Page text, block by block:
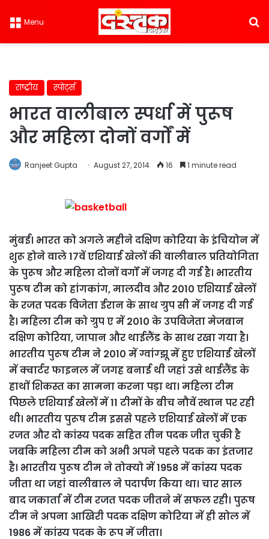
Menu
राष्ट्रीय स्पोर्ट्स
भारत वालीबाल स्पर्धा में पुरूष
और महिला दोनों वर्गों में
Ranjeet Gupta August 27, 2014 16 1 minute read
मुंबई। भारत को अगले महीने दक्षिण कोरिया के इंचियोन में
शुरू होने वाले 17वें एशियाई खेलों की वालीबाल प्रतियोगिता
के पुरूष और महिला दोनों वर्गों में जगह दी गई है। भारतीय
पुरूष टीम को हांगकांग, मालदीव और 2010 एशियाई खेलों
के रजत पदक विजेता ईरान के साथ ग्रुप सी में जगह दी गई
है। महिला टीम को ग्रुप ए में 2010 के उपविजेता मेजबान
दक्षिण कोरिया, जापान और थाईलैंड के साथ रखा गया है।
भारतीय पुरूष टीम ने 2010 में ग्वांग्झू में हुए एशियाई खेलों
में क्वार्टर फाइनल में जगह बनाई थी जहां उसे थाईलैंड के
हाथों शिकस्त का सामना करना पड़ा था। महिला टीम
पिछले एशियाई खेलों में 11 टीमों के बीच नौवें स्थान पर रही
थी। भारतीय पुरूष टीम इससे पहले एशियाई खेलों में एक
रजत और दो कांस्य पदक सहित तीन पदक जीत चुकी है
जबकि महिला टीम को अभी अपने पहले पदक का इंतजार
है। भारतीय पुरूष टीम ने तोक्यो में 1958 में कांस्य पदक
जीता था जहां वालीबाल ने पदार्पण किया था। चार साल
बाद जकार्ता में टीम रजत पदक जीतने में सफल रही। पुरूष
टीम ने अपना आखिरी पदक दक्षिण कोरिया में ही सोल में
1986 में कांस्य पदक के रूप में जीता।